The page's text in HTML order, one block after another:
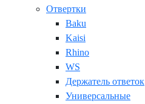
Отвертки
Baku
Kaisi
Rhino
WS
Держатель ответок
Универсальные